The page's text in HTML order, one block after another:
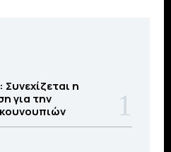
η
για την